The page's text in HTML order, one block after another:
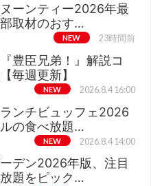
ーンティー2026年最
取材のおす…
NEW 23時間前
豊臣兄弟！』解説コ
毎週更新】
NEW 2026.8.4 16:00
ンチビュッフェ2026
の食べ放題…
NEW 2026.8.4 14:00
デン2026年版、注目
題をピック…